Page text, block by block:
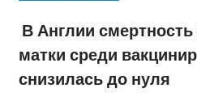
В Англии
матки среди
снизилась до нуля